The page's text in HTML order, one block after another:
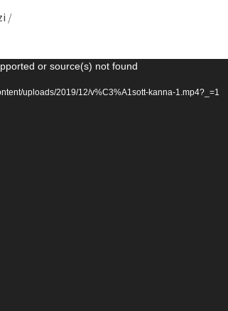
/
or source(s) not found
uploads/2019/12/v%C3%A1sott-kanna-1.mp4?_=1